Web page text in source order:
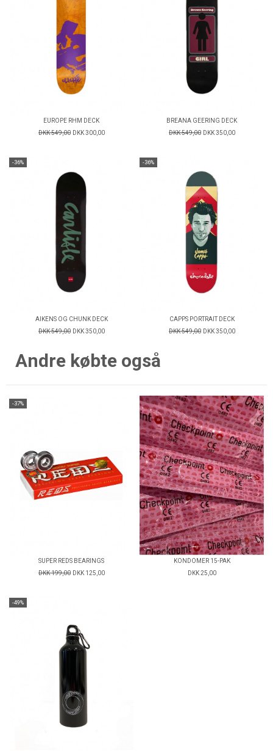
EUROPE RHM DECK
DKK 549,00 DKK 300,00
BREANA GEERING DECK
DKK 549,00 DKK 350,00
-36%
AIKENS OG CHUNK DECK
DKK 549,00 DKK 350,00
-36%
CAPPS PORTRAIT DECK
DKK 549,00 DKK 350,00
Andre købte også
-37%
SUPER REDS BEARINGS
DKK 199,00 DKK 125,00
KONDOMER 15-PAK
DKK 25,00
-49%